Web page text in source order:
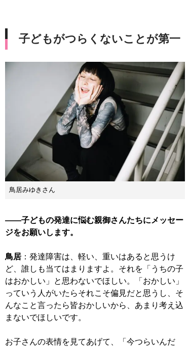
子どもがつらくないことが第一
鳥居みゆきさん
――子どもの発達に悩む親御さんたちにメッセー
ジをお願いします。
鳥居 ：発達障害は、軽い、重いはあると思うけ
ど、誰しも当てはまりますよ。それを「うちの子
はおかしい」と思わないでほしい。「おかしい」
っていう人がいたらそれこそ偏見だと思うし、そ
んなこと言ったら皆おかしいから、あまり考え込
まないでほしいです。
お子さんの表情を見てあげて、「今つらいんだ